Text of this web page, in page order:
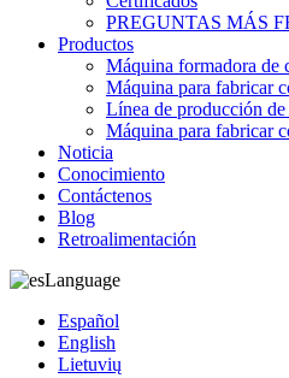
PREGUNTAS MÁS
Productos
Máquina formadora de
Máquina para fabricar
Línea de producción
Máquina para fabricar
Noticia
Conocimiento
Contáctenos
Blog
Retroalimentación
Language
Español
English
Lietuvių